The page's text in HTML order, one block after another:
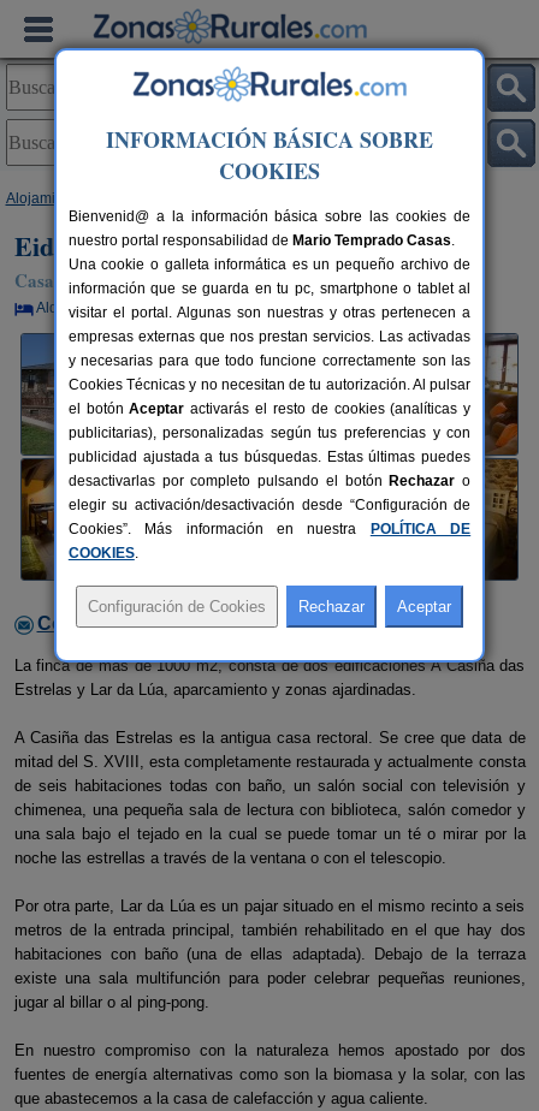
Alojamientos
Eido Das Estrelas
Casa Rural en Valdín / A Veiga (Ourense)
Alquiler por habitaciones 19+2 plazas 145 km de Ourense
Contactar con el alojamiento
La finca de más de 1000 m2, consta de dos edificaciones A Casiña das
Estrelas y Lar da Lúa, aparcamiento y zonas ajardinadas.
A Casiña das Estrelas es la antigua casa rectoral. Se cree que data de
mitad del S. XVIII, esta completamente restaurada y actualmente consta
de seis habitaciones todas con baño, un salón social con televisión y
chimenea, una pequeña sala de lectura con biblioteca, salón comedor y
una sala bajo el tejado en la cual se puede tomar un té o mirar por la
noche las estrellas a través de la ventana o con el telescopio.
Por otra parte, Lar da Lúa es un pajar situado en el mismo recinto a seis
metros de la entrada principal, también rehabilitado en el que hay dos
habitaciones con baño (una de ellas adaptada). Debajo de la terraza
existe una sala multifunción para poder celebrar pequeñas reuniones,
jugar al billar o al ping-pong.
En nuestro compromiso con la naturaleza hemos apostado por dos
fuentes de energía alternativas como son la biomasa y la solar, con las
que abastecemos a la casa de calefacción y agua caliente.
INFORMACIÓN BÁSICA SOBRE
COOKIES
Bienvenid@ a la información básica sobre las cookies de
nuestro portal responsabilidad de Mario Temprado Casas.
Una cookie o galleta informática es un pequeño archivo de
información que se guarda en tu pc, smartphone o tablet al
visitar el portal. Algunas son nuestras y otras pertenecen a
empresas externas que nos prestan servicios. Las activadas
y necesarias para que todo funcione correctamente son las
Cookies Técnicas y no necesitan de tu autorización. Al pulsar
el botónAceptar activarás el resto de cookies (analíticas y
publicitarias), personalizadas según tus preferencias y con
publicidad ajustada a tus búsquedas. Estas últimas puedes
desactivarlas por completo pulsando el botón Rechazar o
elegir su activación/desactivación desde “Configuración de
Cookies”. Más información en nuestra
POLÍTICA DE
COOKIES.